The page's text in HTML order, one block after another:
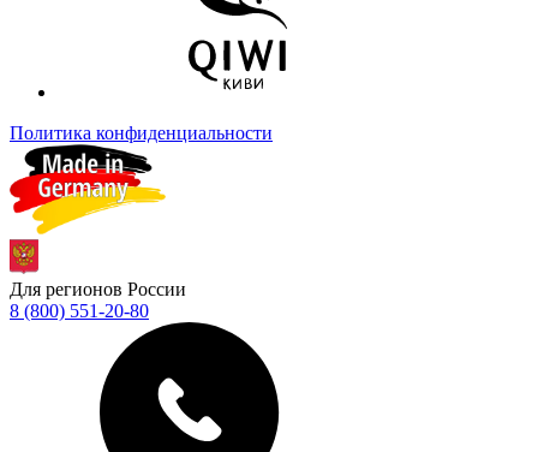
Политика конфиденциальности
Для регионов России
8 (800) 551-20-80